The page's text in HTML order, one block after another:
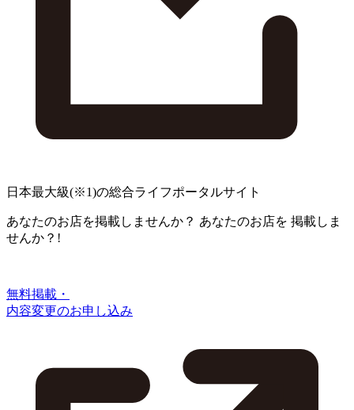
日本最大級(※1)の総合ライフポータルサイト
あなたのお店を掲載しませんか？ あなたのお店を 掲載しま
せんか？!
無料掲載・
内容変更のお申し込み